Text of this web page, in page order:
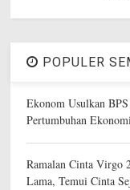
POPULER
Ekonom Usulkan
Pertumbuhan
Ramalan Cinta Virgo
Lama, Temui Cinta